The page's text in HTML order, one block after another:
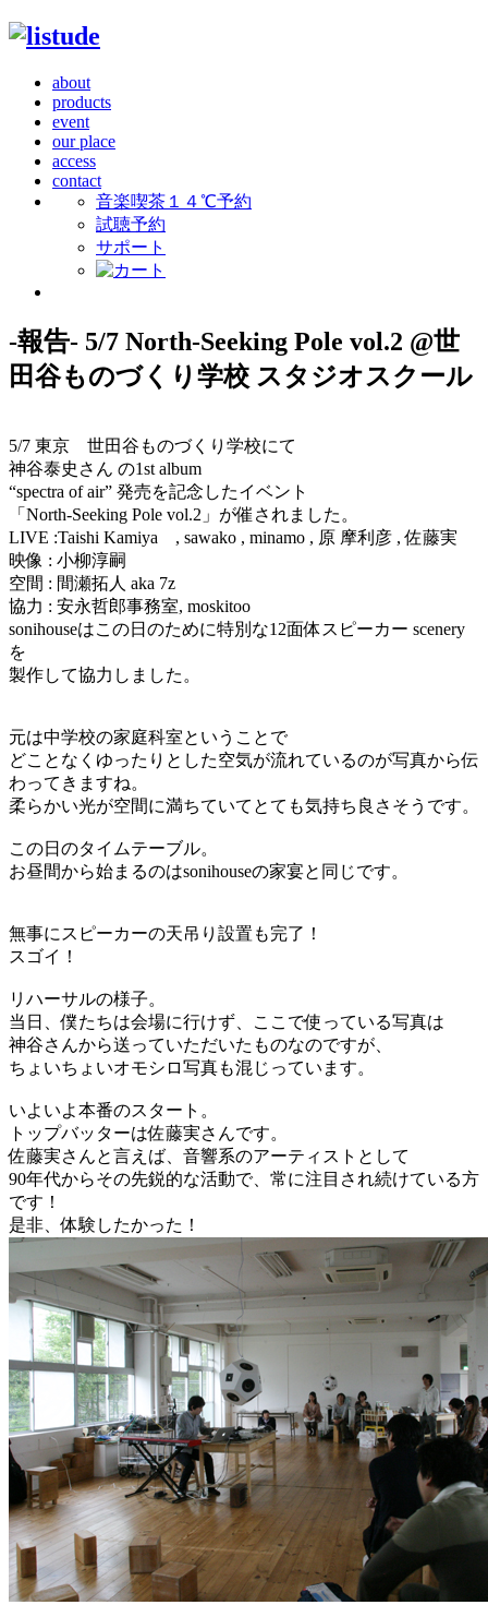
about
products
event
our place
access
contact
音楽喫茶１４℃予約
試聴予約
サポート
-報告- 5/7 North-Seeking Pole vol.2 @世
田谷ものづくり学校 スタジオスクール
5/7 東京 世田谷ものづくり学校にて
神谷泰史さん の1st album
“spectra of air” 発売を記念したイベント
「North-Seeking Pole vol.2」が催されました。
LIVE :Taishi Kamiya , sawako , minamo , 原 摩利彦 , 佐藤実
映像 : 小柳淳嗣
空間 : 間瀬拓人 aka 7z
協力 : 安永哲郎事務室, moskitoo
sonihouseはこの日のために特別な12面体スピーカー scenery
を
製作して協力しました。
元は中学校の家庭科室ということで
どことなくゆったりとした空気が流れているのが写真から伝
わってきますね。
柔らかい光が空間に満ちていてとても気持ち良さそうです。
この日のタイムテーブル。
お昼間から始まるのはsonihouseの家宴と同じです。
無事にスピーカーの天吊り設置も完了！
スゴイ！
リハーサルの様子。
当日、僕たちは会場に行けず、ここで使っている写真は
神谷さんから送っていただいたものなのですが、
ちょいちょいオモシロ写真も混じっています。
いよいよ本番のスタート。
トップバッターは佐藤実さんです。
佐藤実さんと言えば、音響系のアーティストとして
90年代からその先鋭的な活動で、常に注目され続けている方
です！
是非、体験したかった！